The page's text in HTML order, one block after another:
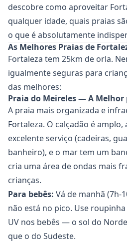
descobre como aproveitar
qualquer idade, quais praias
o que é absolutamente
As Melhores Praias de
Fortaleza tem 25km de orla.
igualmente seguras para
das melhores:
Praia do Meireles — A
A praia mais organizada e
Fortaleza. O calçadão é amplo,
excelente serviço (cadeiras,
banheiro), e o mar tem um
cria uma área de ondas mais
crianças.
Para bebês: Vá de manhã (7h-
não está no pico. Use
UV nos bebês — o sol do
que o do Sudeste.